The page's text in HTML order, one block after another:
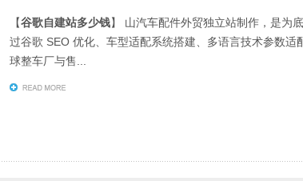
【谷歌自建站多少钱】 山汽车配件外贸独立站制作，是为
过谷歌 SEO 优化、车型适配系统搭建、多语言技术参数
球整车厂与售...